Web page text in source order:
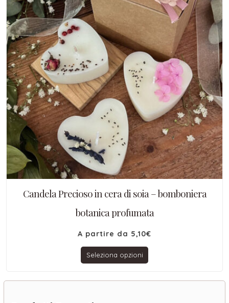
Candela Precioso in cera di soia – bomboniera
botanica profumata
A partire da 5,10€
Seleziona opzioni